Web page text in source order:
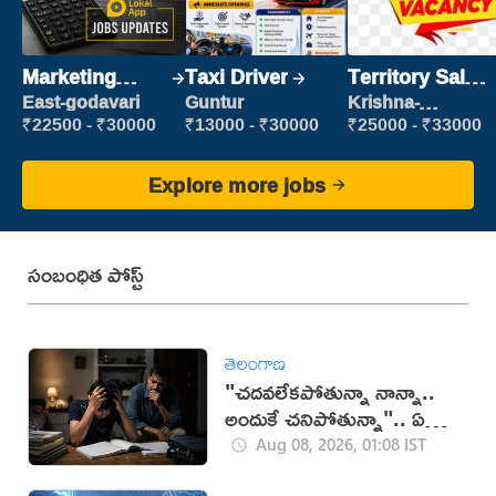
Marketing
Executive
East-godavari
₹22500 - ₹30000
Taxi Driver
Guntur
₹13000 - ₹30000
Territory Sales
Manager
Krishna-
vijayawada
₹25000 - ₹33000
Explore more jobs
సంబంధిత పోస్ట్
తెలంగాణ
"చదవలేకపోతున్నా నాన్నా..
అందుకే చనిపోతున్నా".. ఏడో
తరగతి బాలుడు సూసైడ్
Aug 08, 2026, 01:08 IST